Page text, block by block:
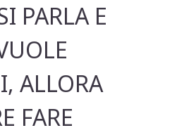
PARLA E
ALLORA
FARE